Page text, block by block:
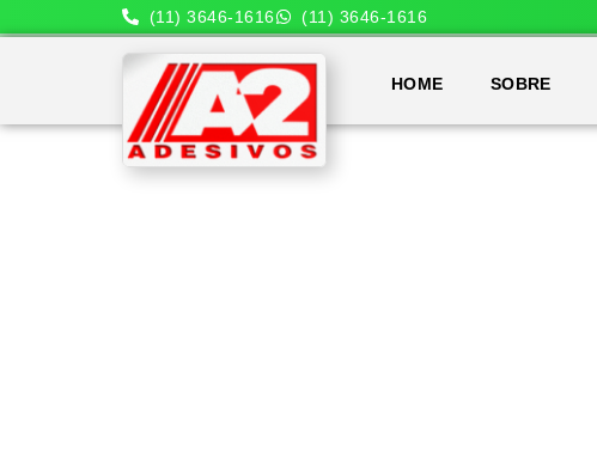
(11) 3646-1616 (11) 3646-1616
HOME SOBRE